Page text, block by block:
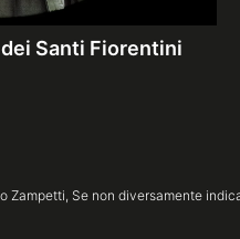
Santi Fiorentini
Zampetti, Se non diversamente